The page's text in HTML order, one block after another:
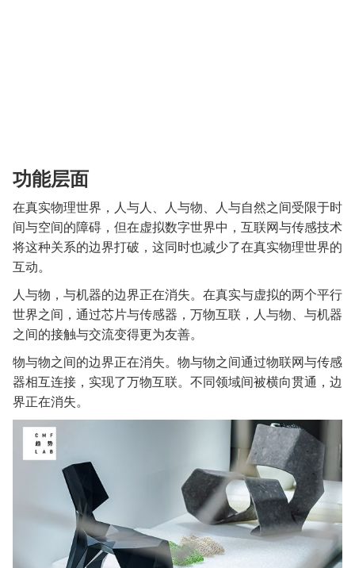
功能层面
在真实物理世界，人与人、人与物、人与自然之间受限于时
间与空间的障碍，但在虚拟数字世界中，互联网与传感技术
将这种关系的边界打破，这同时也减少了在真实物理世界的
互动。
人与物，与机器的边界正在消失。在真实与虚拟的两个平行
世界之间，通过芯片与传感器，万物互联，人与物、与机器
之间的接触与交流变得更为友善。
物与物之间的边界正在消失。物与物之间通过物联网与传感
器相互连接，实现了万物互联。不同领域间被横向贯通，边
界正在消失。